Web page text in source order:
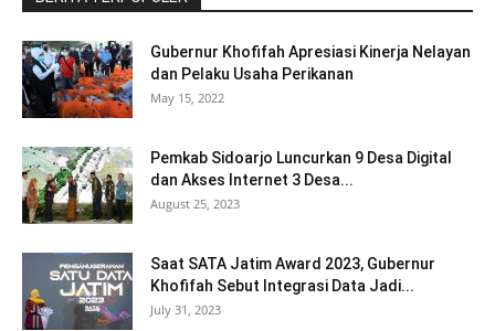
Gubernur Khofifah Apresiasi Kinerja Nelayan
dan Pelaku Usaha Perikanan
May 15, 2022
Pemkab Sidoarjo Luncurkan 9 Desa Digital
dan Akses Internet 3 Desa...
August 25, 2023
Saat SATA Jatim Award 2023, Gubernur
Khofifah Sebut Integrasi Data Jadi...
July 31, 2023